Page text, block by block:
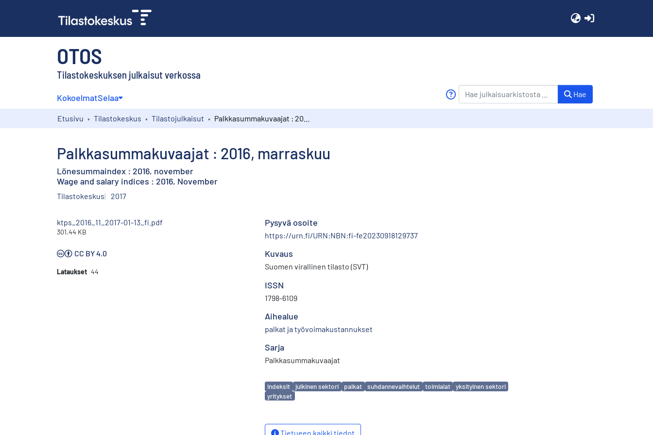
OTOS
Tilastokeskuksen julkaisut verkossa
KokoelmatSelaa Hae
Etusivu Tilastokeskus Tilastojulkaisut
Palkkasummakuvaajat : 2016, marraskuu
Lönesummaindex : 2016, november
Wage and salary indices : 2016, November
Tilastokeskus 2017
ktps_2016_11_2017-01-13_fi.pdf
301.44 KB
CC BY 4.0
Lataukset 44
Pysyvä osoite
https://urn.fi/URN:NBN:fi-fe20230918129737
Kuvaus
Suomen virallinen tilasto (SVT)
ISSN
1798-6109
Aihealue
palkat ja työvoimakustannukset
Sarja
Palkkasummakuvaajat
Avainsanat
indeksit julkinen sektori palkat suhdannevaihtelut toimialat
yksityinen sektori
yritykset
Tietueen kaikki tiedot